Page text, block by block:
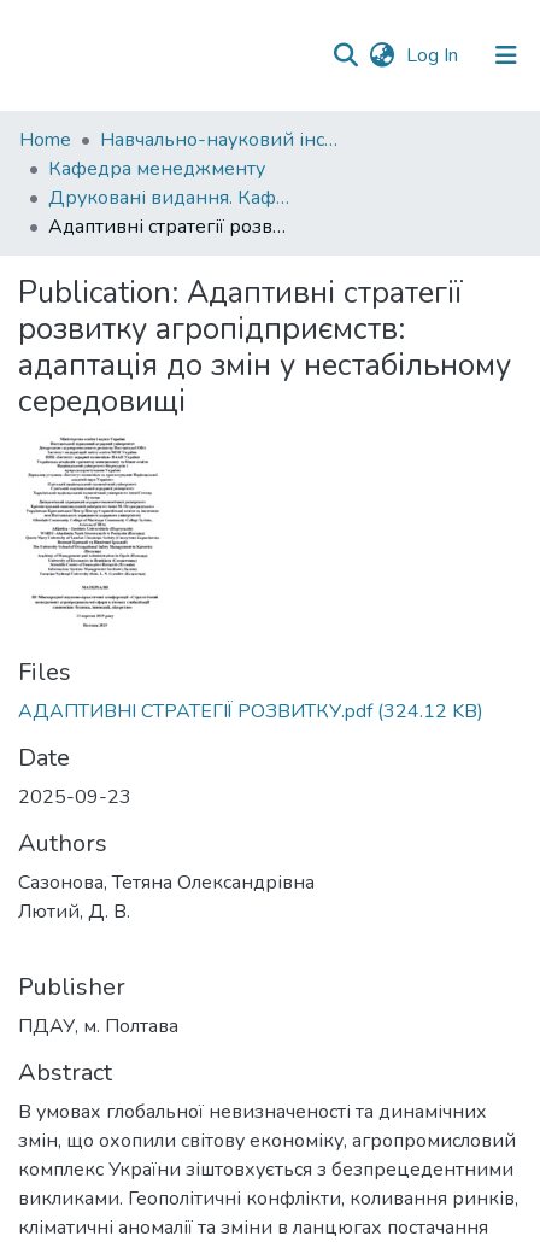
Log In (current)
Communities
&
Collections
All of DSpace
Statistics
Home
Навчально-науковий інститут економіки, управління, права та інформаційних технологій
Кафедра менеджменту
Друковані видання. Кафедра менеджменту ім. І.А. Маркіної
Адаптивні стратегії розвитку агропідприємств: адаптація до змін у нестабільному середовищі
Publication: Адаптивні стратегії
розвитку агропідприємств:
адаптація до змін у нестабільному
середовищі
Files
АДАПТИВНІ СТРАТЕГІЇ РОЗВИТКУ.pdf(324.12 KB)
Date
2025-09-23
Authors
Сазонова, Тетяна Олександрівна
Лютий, Д. В.
Publisher
ПДАУ, м. Полтава
Abstract
В умовах глобальної невизначеності та динамічних
змін, що охопили світову економіку, агропромисловий
комплекс України зіштовхується з безпрецедентними
викликами. Геополітичні конфлікти, коливання ринків,
кліматичні аномалії та зміни в ланцюгах постачання